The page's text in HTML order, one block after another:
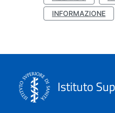
INFORMAZIONE
Istituto